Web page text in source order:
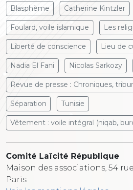
Blasphème Catherine Kintzler
Foulard, voile islamique Les
Liberté de conscience Lieu de
Nadia El Fani Nicolas Sarkozy
Revue de presse : Chroniques,
Séparation Tunisie
Vêtement : voile intégral (niqab,
Comité Laïcité République
Maison des associations, 54
Paris